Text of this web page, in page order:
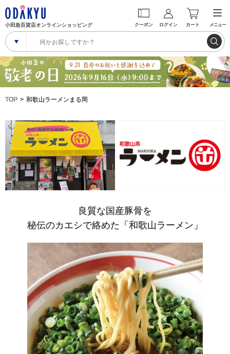
小田急百貨店オンラインショッピング クーポン ログイン カート メニュー
TOP 和歌山ラーメンまる岡
良質な国産豚骨を
秘伝のカエシで絡めた「和歌山ラーメン」